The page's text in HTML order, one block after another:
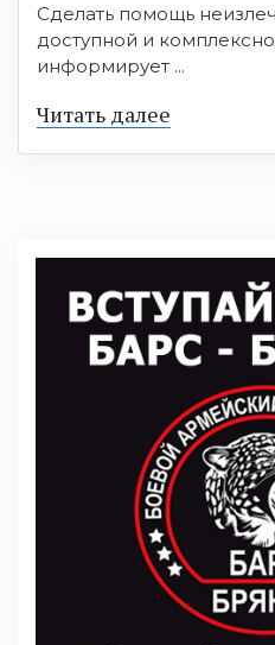
Сделать помощь
доступной и
информирует ...
Читать далее